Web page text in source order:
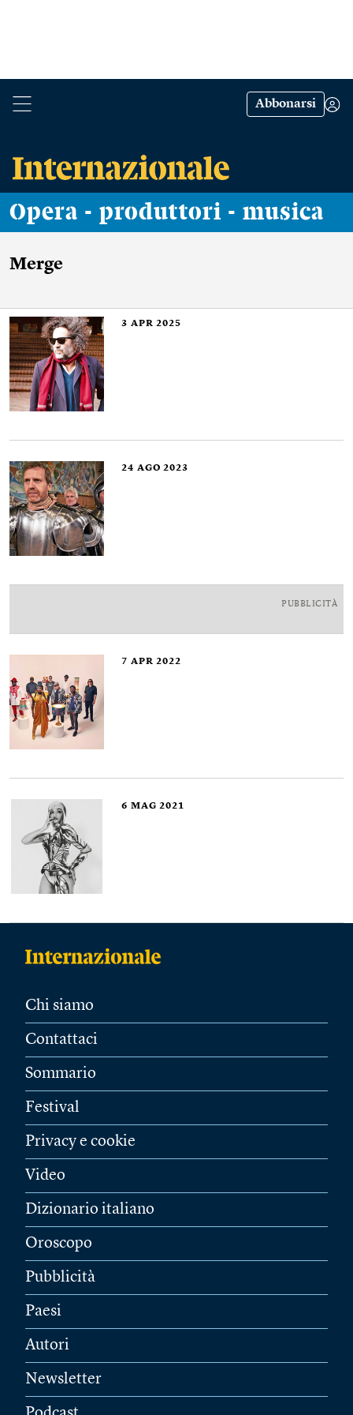
Abbonarsi
Opera - produttori - musica
Merge
3 APR 2025
24 AGO 2023
PUBBLICITÀ
7 APR 2022
6 MAG 2021
Chi siamo
Contattaci
Sommario
Festival
Privacy e cookie
Video
Dizionario italiano
Oroscopo
Pubblicità
Paesi
Autori
Newsletter